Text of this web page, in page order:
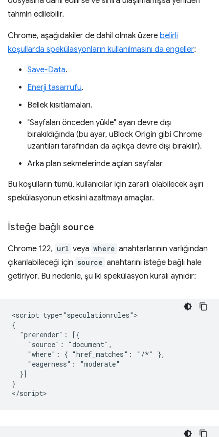
tahmin edilebilir.
Chrome, aşağıdakiler de dahil olmak üzere belirli
koşullarda spekülasyonların kullanılmasını da engeller:
Save-Data.
Enerji tasarrufu.
Bellek kısıtlamaları.
"Sayfaları önceden yükle" ayarı devre dışı
bırakıldığında (bu ayar, uBlock Origin gibi Chrome
uzantıları tarafından da açıkça devre dışı bırakılır).
Arka plan sekmelerinde açılan sayfalar
Bu koşulların tümü, kullanıcılar için zararlı olabilecek aşırı
spekülasyonun etkisini azaltmayı amaçlar.
İsteğe bağlı source
Chrome 122, url veya where anahtarlarının varlığından
çıkarılabileceği için source anahtarını isteğe bağlı hale
getiriyor. Bu nedenle, şu iki spekülasyon kuralı aynıdır:
<script type="speculationrules">
{
  "prerender": [{
    "source": "document",
    "where": { "href_matches": "/*" },
    "eagerness": "moderate"
  }]
}